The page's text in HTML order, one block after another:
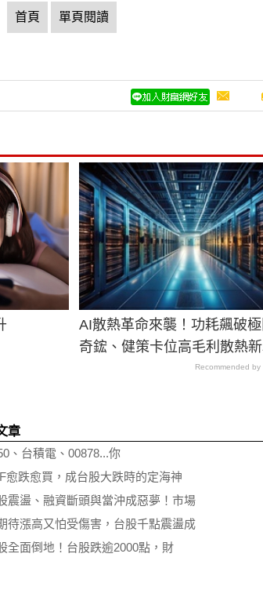
首頁 單頁閱讀
AI散熱革命來襲！功耗飆破
奇鋐、健策卡位高毛利散熱
Recommended by
章
、台積電、00878...你
愈跌愈買，成台股大跌時的定海神
震盪、融資斷頭與當沖成惡夢！市場
待漲高又怕受傷害，台股千點震盪成
全面倒地！台股跌逾2000點，財